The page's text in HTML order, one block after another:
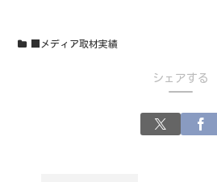
■メディア取材実績
シェアする